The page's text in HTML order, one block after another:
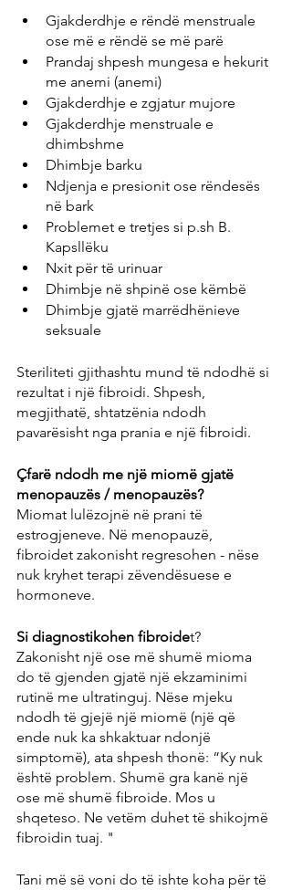
Gjakderdhje e rëndë menstruale
ose më e rëndë se më parë
Prandaj shpesh mungesa e hekurit
me anemi (anemi)
Gjakderdhje e zgjatur mujore
Gjakderdhje menstruale e
dhimbshme
Dhimbje barku
Ndjenja e presionit ose rëndesës
në bark
Problemet e tretjes si p.sh B.
Kapsllëku
Nxit për të urinuar
Dhimbje në shpinë ose këmbë
Dhimbje gjatë marrëdhënieve
seksuale
Steriliteti gjithashtu mund të ndodhë si
rezultat i një fibroidi. Shpesh,
megjithatë, shtatzënia ndodh
pavarësisht nga prania e një fibroidi.
Çfarë ndodh me një miomë gjatë
menopauzës / menopauzës?
Miomat lulëzojnë në prani të
estrogjeneve. Në menopauzë,
fibroidet zakonisht regresohen - nëse
nuk kryhet terapi zëvendësuese e
hormoneve.
Si diagnostikohen fibroidet?
Zakonisht një ose më shumë mioma
do të gjenden gjatë një ekzaminimi
rutinë me ultratinguj. Nëse mjeku
ndodh të gjejë një miomë (një që
ende nuk ka shkaktuar ndonjë
simptomë), ata shpesh thonë: “Ky nuk
është problem. Shumë gra kanë një
ose më shumë fibroide. Mos u
shqeteso. Ne vetëm duhet të shikojmë
fibroidin tuaj. "
Tani më së voni do të ishte koha për të